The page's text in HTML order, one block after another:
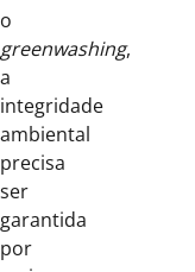
o
greenwashing,
a
integridade
ambiental
precisa
ser
garantida
por